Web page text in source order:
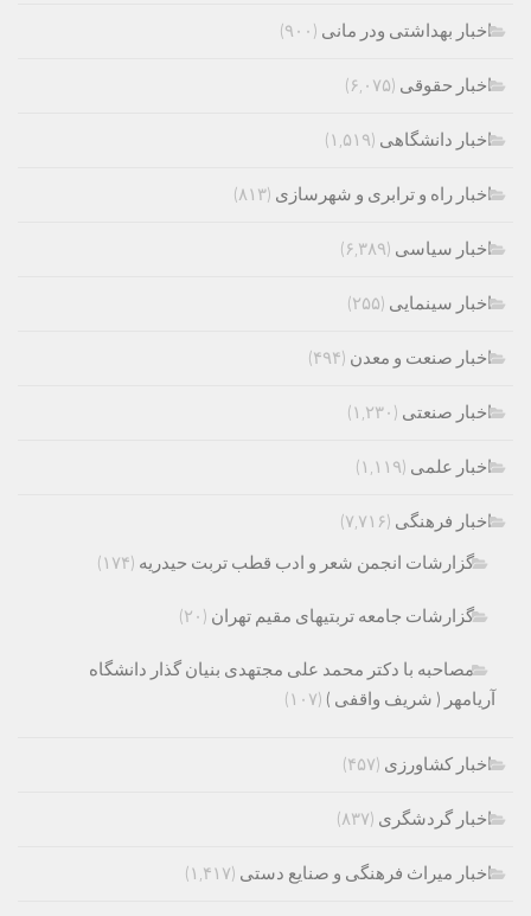
اخبار بهداشتی ودر مانی (۹۰۰)
اخبار حقوقی (۶,۰۷۵)
اخبار دانشگاهی (۱,۵۱۹)
اخبار راه و ترابری و شهرسازی (۸۱۳)
اخبار سیاسی (۶,۳۸۹)
اخبار سینمایی (۲۵۵)
اخبار صنعت و معدن (۴۹۴)
اخبار صنعتی (۱,۲۳۰)
اخبار علمی (۱,۱۱۹)
اخبار فرهنگی (۷,۷۱۶)
گزارشات انجمن شعر و ادب قطب تربت حیدریه (۱۷۴)
گزارشات جامعه تربتیهای مقیم تهران (۲۰)
مصاحبه با دکتر محمد علی مجتهدی بنیان گذار دانشگاه
آریامهر ( شریف واقفی ) (۱۰۷)
اخبار کشاورزی (۴۵۷)
اخبار گردشگری (۸۳۷)
اخبار میراث فرهنگی و صنایع دستی (۱,۴۱۷)